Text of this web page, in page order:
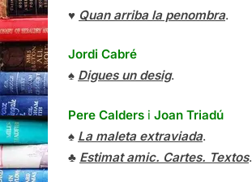
♥ Quan arriba la penombra.
Jordi Cabré
♠ Digues un desig.
Pere Calders i Joan Triadú
♠ La maleta extraviada.
♣ Estimat amic. Cartes. Textos.